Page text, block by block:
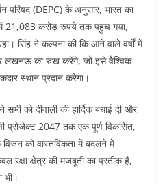
परिषद (DEPC) के अनुसार, भारत का
में 21,083 करोड़ रुपये तक पहुंच गया,
सिंह ने कल्पना की कि आने वाले वर्षों में
लखनऊ का रुख करेंगे, जो इसे वैश्विक
स्थान प्रदान करेगा।
को दीवाली की हार्दिक बधाई दी और
प्रोजेक्ट 2047 तक एक पूर्ण विकसित,
को वास्तविकता में बदलने में
रक्षा क्षेत्र की मजबूती का प्रतीक है,
भी।